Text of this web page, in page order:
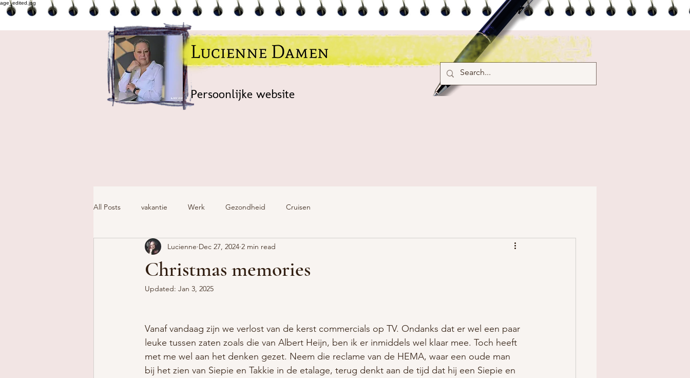
Lucienne Damen
Persoonlijke website
All Posts vakantie Werk Gezondheid Cruisen
Christmas memories
Lucienne Dec 27, 2024 2 min read
Updated: Jan 3, 2025
Vanaf vandaag zijn we verlost van de kerst commercials op TV. Ondanks dat er wel een paar
leuke tussen zaten zoals die van Albert Heijn, ben ik er inmiddels wel klaar mee. Toch heeft
met me wel aan het denken gezet. Neem die reclame van de HEMA, waar een oude man
bij het zien van Siepie en Takkie in de etalage, terug denkt aan de tijd dat hij een Siepie en